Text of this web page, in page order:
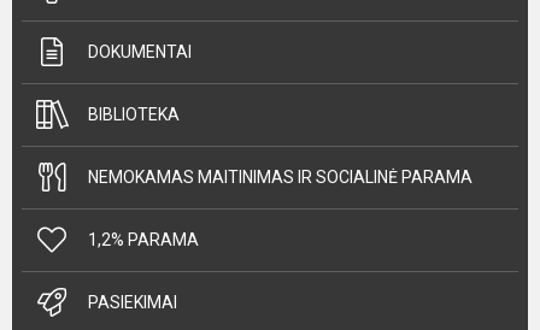
DOKUMENTAI
BIBLIOTEKA
NEMOKAMAS MAITINIMAS IR SOCIALINĖ PARAMA
1,2% PARAMA
PASIEKIMAI